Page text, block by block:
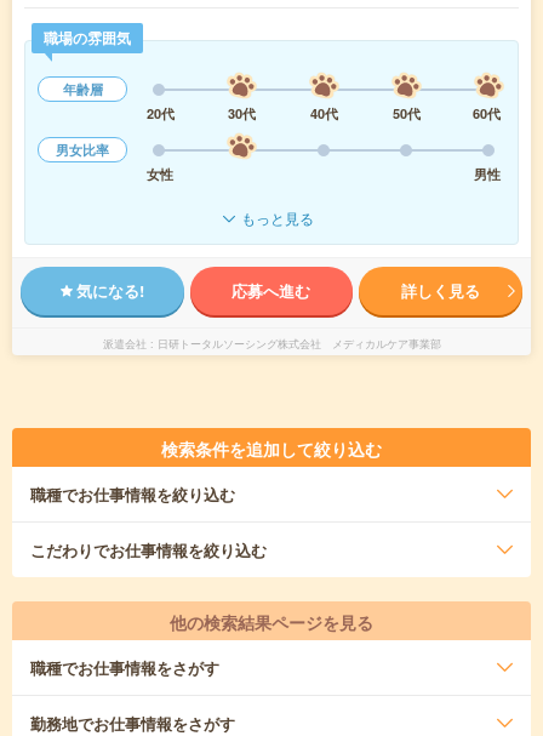
職場の雰囲気
年齢層
20代
30代 40代 50代
60代
男女比率
女性
男性
もっと見る
気になる! 応募へ進む 詳しく見る
派遣会社 日研トータルソーシング株式会社 メディカルケア事業部
検索条件を追加して絞り込む
職種でお仕事情報を絞り込む
こだわりでお仕事情報を絞り込む
他の検索結果ページを見る
職種でお仕事情報をさがす
勤務地でお仕事情報をさがす